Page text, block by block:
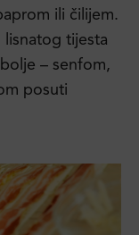
ili čilijem.
lisnatog tijesta
– senfom,
posuti